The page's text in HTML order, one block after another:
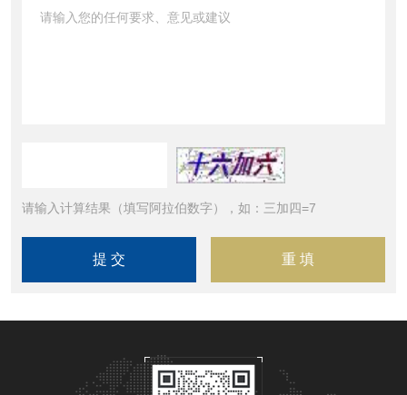
请输入计算结果（填写阿拉伯数字），如：三加四=7